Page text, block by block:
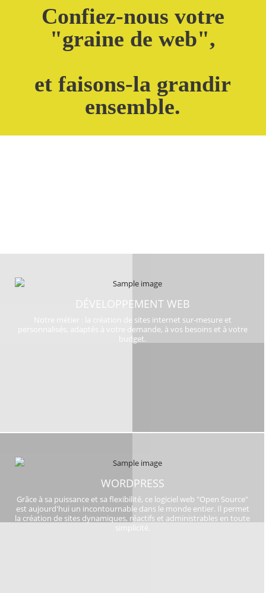
Confiez-nous votre
"graine de web",
et faisons-la grandir
ensemble.
DÉVELOPPEMENT WEB
Notre métier : la création de sites internet sur-mesure et
personnalisés, adaptés à votre demande, à vos besoins et à votre
budget.
WORDPRESS
Grâce à sa puissance et sa flexibilité, ce logiciel web "Open Source"
est aujourd'hui un incontournable dans le monde entier. Il permet
la création de sites dynamiques, réactifs et administrables en toute
simplicité.